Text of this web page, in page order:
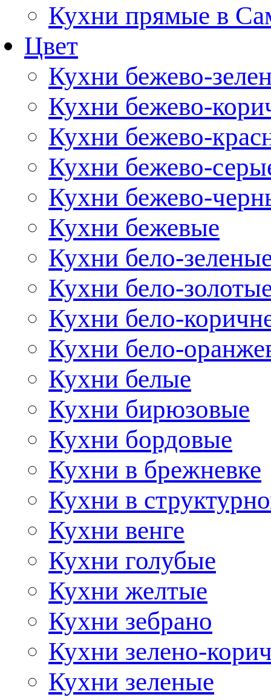
Кухни прямые в
Цвет
Кухни бежево-
Кухни бежево-
Кухни бежево-
Кухни бежево-
Кухни бежево-
Кухни бежевые
Кухни бело-
Кухни бело-
Кухни бело-
Кухни бело-
Кухни белые
Кухни бирюзовые
Кухни бордовые
Кухни в брежневке
Кухни в
Кухни венге
Кухни голубые
Кухни желтые
Кухни зебрано
Кухни зелено-
Кухни зеленые